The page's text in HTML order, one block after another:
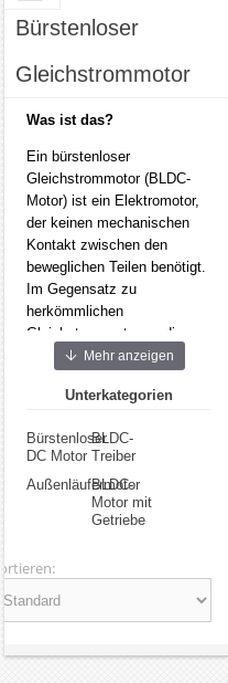
Bürstenloser
Gleichstrommotor
Was ist das?
Ein bürstenloser
Gleichstrommotor (BLDC-
Motor) ist ein Elektromotor,
der keinen mechanischen
Kontakt zwischen den
beweglichen Teilen benötigt.
Im Gegensatz zu
herkömmlichen
Gleichstrommotoren, die
Bürsten verwenden, um den
und rotierenden Teilen zu
Antriebssystem
elektronische Steuerungen,
um die Rotation zu
ermöglichen. Er besteht aus
Stator, der die Wicklungen
aufweist. Der Motor wird
durch eine elektronische
Mehr anzeigen
Unterkategorien
Bürstenloser
DC Motor
BLDC-
Treiber
Außenläufermotor
BLDC-
Motor mit
Getriebe
Sortieren: